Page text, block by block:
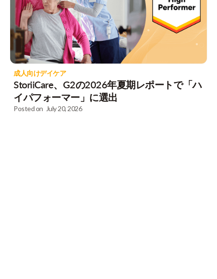
成人向けデイケア
StoriiCare、G2の2026年夏期レポートで「ハ
イパフォーマー」に選出
Posted on July 20, 2026